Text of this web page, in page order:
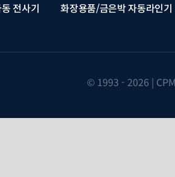
전사기 화장용품/금은박 자동라인기
© 1993 - 2026 |